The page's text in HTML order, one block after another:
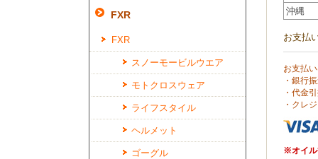
沖縄
お支払
お支払
・銀行
・代金
・クレ
※オイ
FXR
FXR
スノーモービルウエア
モトクロスウェア
ライフスタイル
ヘルメット
ゴーグル